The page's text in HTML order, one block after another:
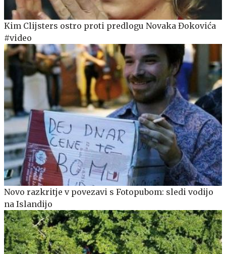
Kim Clijsters ostro proti predlogu Novaka Đokovića
#video
Novo razkritje v povezavi s Fotopubom: sledi vodijo
na Islandijo